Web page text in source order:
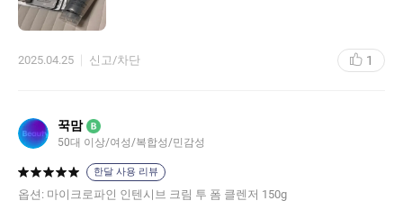
첨엔 이게 맞나?? 싶었어요
물 묻혀서 문지르니 제형이 부드럽고 풍부한 거품으로 바뀌면서
사용 후 느낌은 둘이 비슷한거 같아요~
저는 진한 화장 지우는 용도보단
썬크림 가벼운 화장정도 가볍게 닦아내면서 폼까지
한번에 간편하게 세안하고자 할때 사용할거 같아요
2025.04.25 신고/차단 1
꾹맘 B
50대 이상/여성/복합성/민감성
한달 사용 리뷰
옵션: 마이크로파인 인텐시브 크림 투 폼 클렌저 150g